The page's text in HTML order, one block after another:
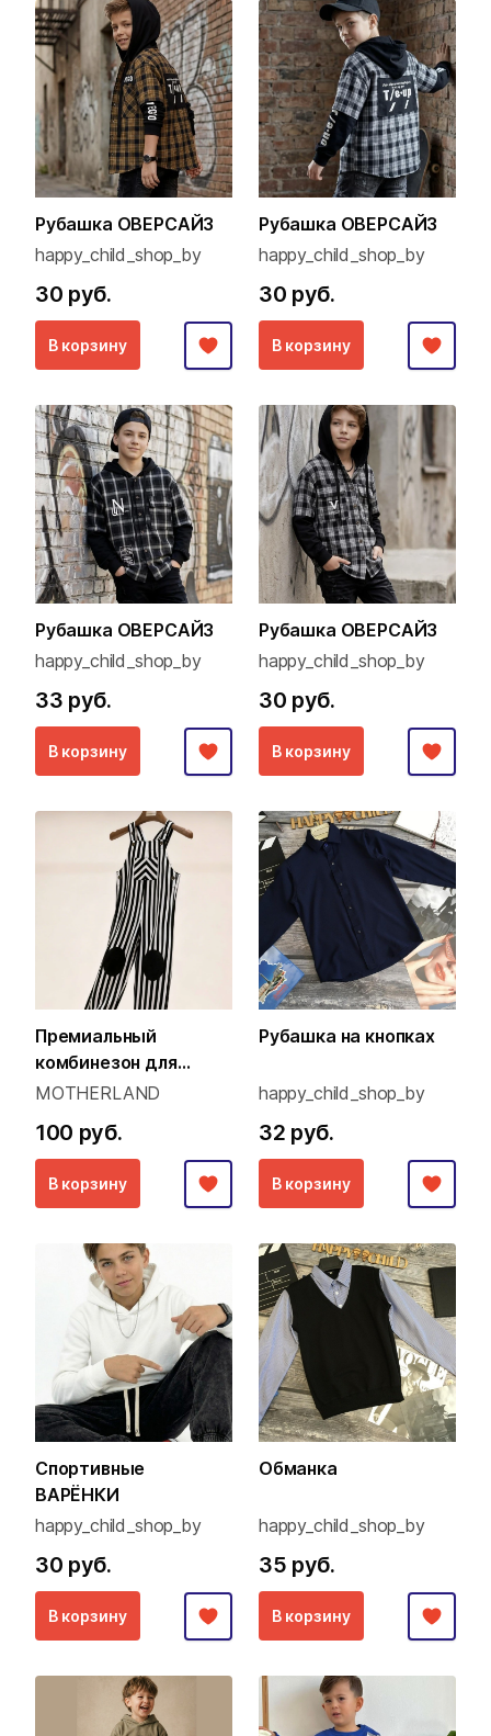
Рубашка ОВЕРСАЙЗ
happy_child_shop_by
30 руб.
В корзину
Рубашка ОВЕРСАЙЗ
happy_child_shop_by
30 руб.
В корзину
Рубашка ОВЕРСАЙЗ
happy_child_shop_by
33 руб.
В корзину
Рубашка ОВЕРСАЙЗ
happy_child_shop_by
30 руб.
В корзину
Премиальный
комбинезон для
малышей (Family Look
MOTHERLAND
100 руб.
В корзину
Рубашка на кнопках
happy_child_shop_by
32 руб.
В корзину
Спортивные
ВАРЁНКИ
happy_child_shop_by
30 руб.
В корзину
Обманка
happy_child_shop_by
35 руб.
В корзину